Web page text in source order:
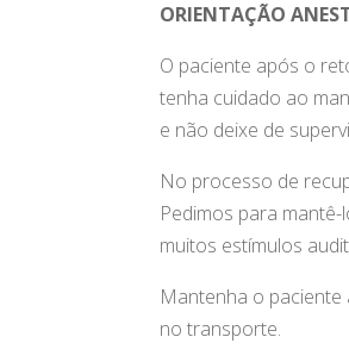
ORIENTAÇÃO
O paciente após o
tenha cuidado ao
e não deixe de
No processo de
Pedimos para
muitos estímulos
Mantenha o
no transporte.